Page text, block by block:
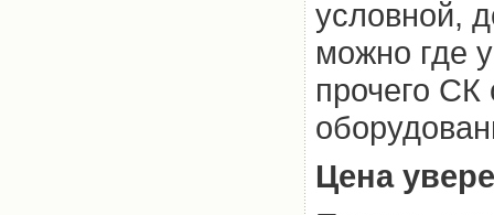
условной,
можно где
прочего СК
Цена